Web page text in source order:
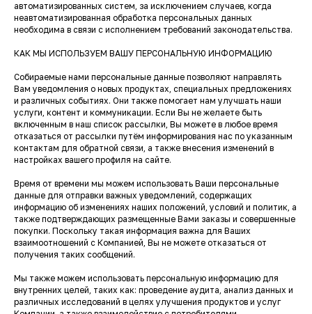
автоматизированных систем, за исключением случаев, когда
неавтоматизированная обработка персональных данных
необходима в связи с исполнением требований законодательства.
КАК МЫ ИСПОЛЬЗУЕМ ВАШУ ПЕРСОНАЛЬНУЮ ИНФОРМАЦИЮ
Собираемые нами персональные данные позволяют направлять
Вам уведомления о новых продуктах, специальных предложениях
и различных событиях. Они также помогает нам улучшать наши
услуги, контент и коммуникации. Если Вы не желаете быть
включенным в наш список рассылки, Вы можете в любое время
отказаться от рассылки путём информирования нас по указанным
контактам для обратной связи, а также внесения изменений в
настройках вашего профиля на сайте.
Время от времени мы можем использовать Ваши персональные
данные для отправки важных уведомлений, содержащих
информацию об изменениях наших положений, условий и политик, а
также подтверждающих размещенные Вами заказы и совершенные
покупки. Поскольку такая информация важна для Ваших
взаимоотношений с Компанией, Вы не можете отказаться от
получения таких сообщений.
Мы также можем использовать персональную информацию для
внутренних целей, таких как: проведение аудита, анализ данных и
различных исследований в целях улучшения продуктов и услуг